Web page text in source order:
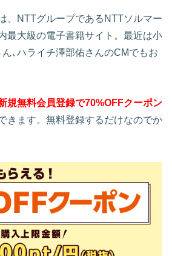
、NTTグループであるNTTソルマー
最大級の電子書籍サイト。最近は小
､ハライチ澤部佑さんのCMでもお
規無料会員登録で70%OFFクーポン
きます。無料登録するだけなのでか